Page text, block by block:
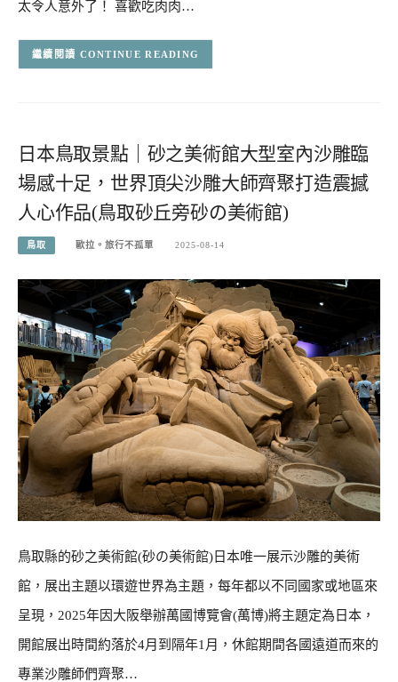
太令人意外了！ 喜歡吃肉肉…
CONTINUE READING
日本鳥取景點｜砂之美術館大型室內沙雕臨
場感十足，世界頂尖沙雕大師齊聚打造震撼
人心作品(鳥取砂丘旁砂の美術館)
鳥取 歐拉。旅行不孤單 2025-08-14
鳥取縣的砂之美術館(砂の美術館)日本唯一展示沙雕的美術
館，展出主題以環遊世界為主題，每年都以不同國家或地區來
呈現，2025年因大阪舉辦萬國博覽會(萬博)將主題定為日本，
開館展出時間約落於4月到隔年1月，休館期間各國遠道而來的
專業沙雕師們齊聚…